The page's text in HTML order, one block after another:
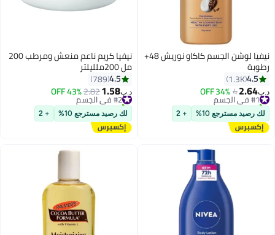
نيفيا لوشن الجسم كاكاو نوريش 48+
رطوبة
4.5
1.3K
د.ب‏2.64
4
34% OFF #1 في الجسم
تم بيع +420 مؤخرًا
#1 في الجسم
لك رصيد مسترجع 10% + 2
نيفيا كريم ناعم منعش ومرطب 200
مل 200ملليلتر
4.5
789
د.ب‏1.58
2.82
43% OFF #2 في الجسم
تم بيع +430 مؤخرًا
#2 في الجسم
لك رصيد مسترجع 10% + 2